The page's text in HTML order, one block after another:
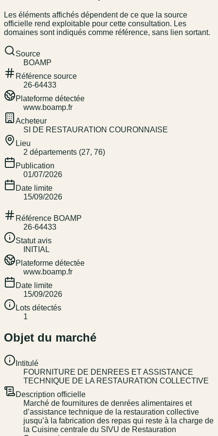
Les éléments affichés dépendent de ce que la source
officielle rend exploitable pour cette consultation. Les
domaines sont indiqués comme référence, sans lien sortant.
Source
BOAMP
Référence source
26-64433
Plateforme détectée
www.boamp.fr
Acheteur
SI DE RESTAURATION COURONNAISE
Lieu
2 départements (27, 76)
Publication
01/07/2026
Date limite
15/09/2026
Référence BOAMP
26-64433
Statut avis
INITIAL
Plateforme détectée
www.boamp.fr
Date limite
15/09/2026
Lots détectés
1
Objet du marché
Intitulé
FOURNITURE DE DENREES ET ASSISTANCE
TECHNIQUE DE LA RESTAURATION COLLECTIVE
Description officielle
Marché de fournitures de denrées alimentaires et
d’assistance technique de la restauration collective
jusqu’à la fabrication des repas qui reste à la charge de
la Cuisine centrale du SIVU de Restauration